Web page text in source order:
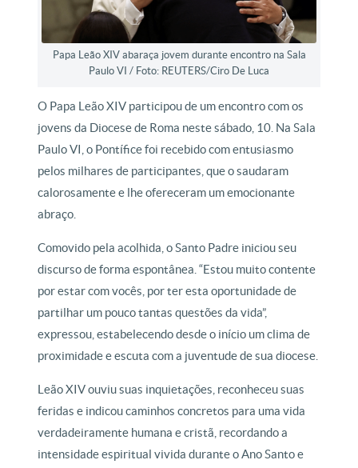
Papa Leão XIV abaraça jovem durante encontro na Sala
Paulo VI / Foto: REUTERS/Ciro De Luca
O Papa Leão XIV participou de um encontro com os
jovens da Diocese de Roma neste sábado, 10. Na Sala
Paulo VI, o Pontífice foi recebido com entusiasmo
pelos milhares de participantes, que o saudaram
calorosamente e lhe ofereceram um emocionante
abraço.
Comovido pela acolhida, o Santo Padre iniciou seu
discurso de forma espontânea. “Estou muito contente
por estar com vocês, por ter esta oportunidade de
partilhar um pouco tantas questões da vida”,
expressou, estabelecendo desde o início um clima de
proximidade e escuta com a juventude de sua diocese.
Leão XIV ouviu suas inquietações, reconheceu suas
feridas e indicou caminhos concretos para uma vida
verdadeiramente humana e cristã, recordando a
intensidade espiritual vivida durante o Ano Santo e